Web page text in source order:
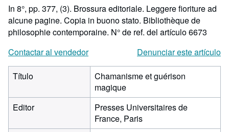
estrellas
In 8°, pp. 377, (3). Brossura editoriale. Leggere fioriture ad
alcune pagine. Copia in buono stato. Bibliothèque de
philosophie contemporaine. N° de ref. del artículo 6673
Contactar al vendedor
Denunciar este artículo
Título
Chamanisme et guérison
magique
Editor
Presses Universitaires de
France, Paris